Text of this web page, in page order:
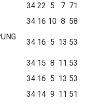
34 22 5 7 71
34 16 10 8 58
34 16 5 13 53
34 15 8 11 53
34 16 5 13 53
34 14 9 11 51